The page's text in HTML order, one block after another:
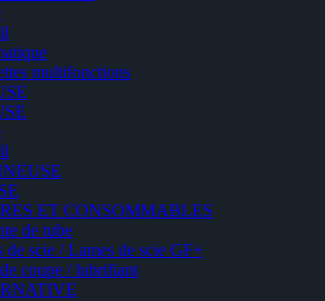
multifonctions
ET CONSOMMABLES
de tube
de scie / Lames de scie GF+
coupe / lubrifiant